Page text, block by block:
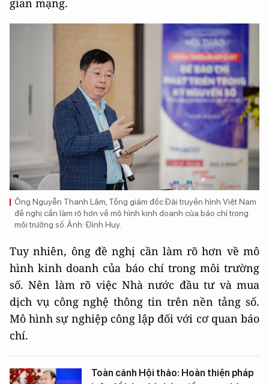
Ông Nguyễn Thanh Lâm, Tổng giám đốc Đài truyền hình Việt Nam
đề nghị cần làm rõ hơn về mô hình kinh doanh của báo chí trong
môi trường số. Ảnh: Đình Huy.
Tuy nhiên, ông đề nghị cần làm rõ hơn về mô
hình kinh doanh của báo chí trong môi trường
số. Nên làm rõ việc Nhà nước đầu tư và mua
dịch vụ công nghệ thông tin trên nền tảng số.
Mô hình sự nghiệp công lập đối với cơ quan báo
chí.
Toàn cảnh Hội thảo: Hoàn thiện pháp